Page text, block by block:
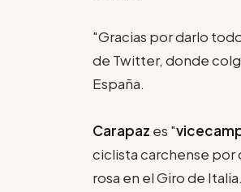
"Gracias por darlo
de Twitter, donde
España.
Carapaz es "
ciclista carchense por
rosa en el Giro de Italia.